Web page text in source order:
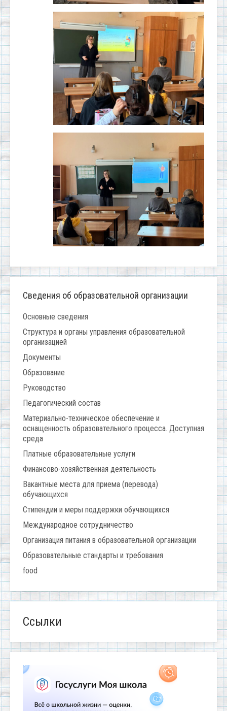
Сведения об образовательной организации
Основные сведения
Структура и органы управления образовательной
организацией
Документы
Образование
Руководство
Педагогический состав
Материально-техническое обеспечение и
оснащенность образовательного процесса. Доступная
среда
Платные образовательные услуги
Финансово-хозяйственная деятельность
Вакантные места для приема (перевода)
обучающихся
Стипендии и меры поддержки обучающихся
Международное сотрудничество
Организация питания в образовательной организации
Образовательные стандарты и требования
food
Ссылки